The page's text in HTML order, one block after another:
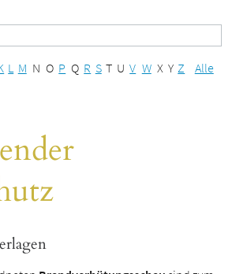
L M N O P Q R S T U V W X Y Z Alle